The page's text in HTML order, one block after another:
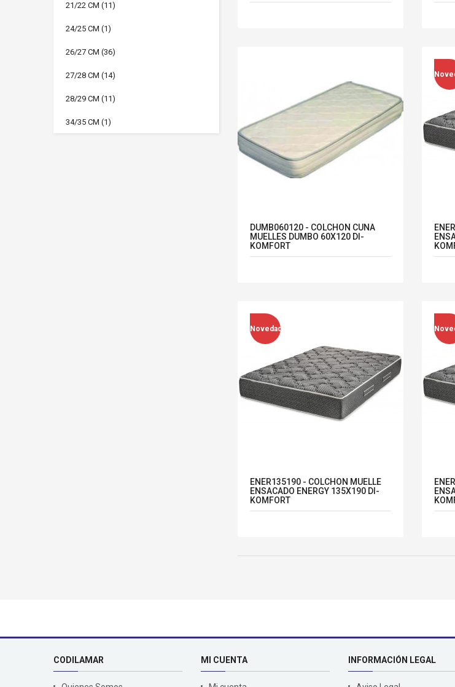
21/22 CM (11)
24/25 CM (1)
26/27 CM (36)
27/28 CM (14)
28/29 CM (11)
34/35 CM (1)
DUMB060120 - COLCHON CUNA
MUELLES DUMBO 60X120 DI-
KOMFORT
Novedad
ENER135190 - COLCHON MUELLE
ENSACADO ENERGY 135X190 DI-
KOMFORT
CODILAMAR MI CUENTA INFORMACIÓN LEGAL